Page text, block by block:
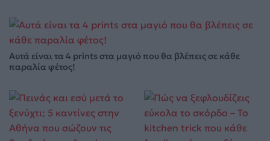
Αυτά είναι τα 4 prints στα μαγιό που θα βλέπεις σε κάθε
παραλία φέτος!